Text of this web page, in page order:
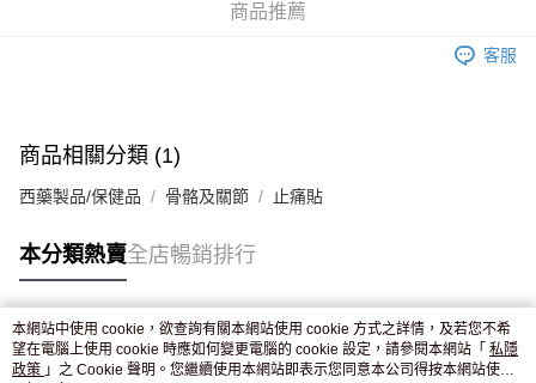
付款後門市自取，訂單確認後2-4個工作天到店，7天內取。逾期後
商品推薦
客服
商品相關分類 (1)
西藥製品/保健品 骨骼及關節 止痛貼
本分類熱賣全店暢銷排行
熱門標籤
本網站中使用 cookie，欲查詢有關本網站使用 cookie 方式之詳情，及若您不希
望在電腦上使用 cookie 時應如何變更電腦的 cookie 設定，請參閱本網站「 私隱
政策 」之 Cookie 聲明。您繼續使用本網站即表示您同意本公司得按本網站使用